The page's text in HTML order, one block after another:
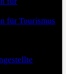
für Tourismus